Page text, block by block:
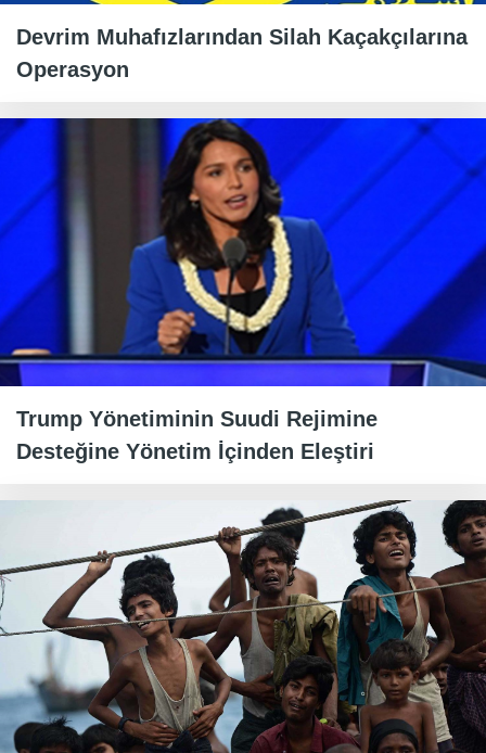
Devrim Muhafızlarından Silah Kaçakçılarına
Operasyon
Trump Yönetiminin Suudi Rejimine
Desteğine Yönetim İçinden Eleştiri